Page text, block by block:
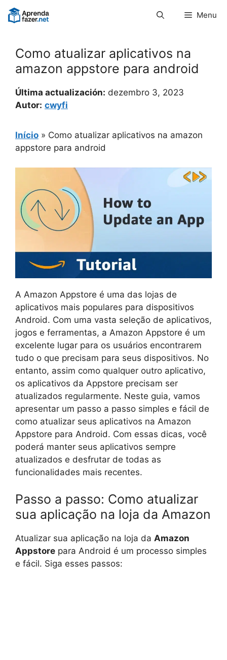
Pular
para
Menu
Como atualizar aplicativos na
amazon appstore para android
Última actualización: dezembro 3, 2023
Autor: cwyfi
Início » Como atualizar aplicativos na amazon
appstore para android
A Amazon Appstore é uma das lojas de
aplicativos mais populares para dispositivos
Android. Com uma vasta seleção de aplicativos,
jogos e ferramentas, a Amazon Appstore é um
excelente lugar para os usuários encontrarem
tudo o que precisam para seus dispositivos. No
entanto, assim como qualquer outro aplicativo,
os aplicativos da Appstore precisam ser
atualizados regularmente. Neste guia, vamos
apresentar um passo a passo simples e fácil de
como atualizar seus aplicativos na Amazon
Appstore para Android. Com essas dicas, você
poderá manter seus aplicativos sempre
atualizados e desfrutar de todas as
funcionalidades mais recentes.
Passo a passo: Como atualizar
sua aplicação na loja da Amazon
Atualizar sua aplicação na loja da Amazon
Appstore para Android é um processo simples
e fácil. Siga esses passos: